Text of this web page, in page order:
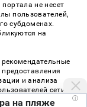
не несет
пользователей,
субдоменах.
на
и анализа
сети
Российской
i
на пляже